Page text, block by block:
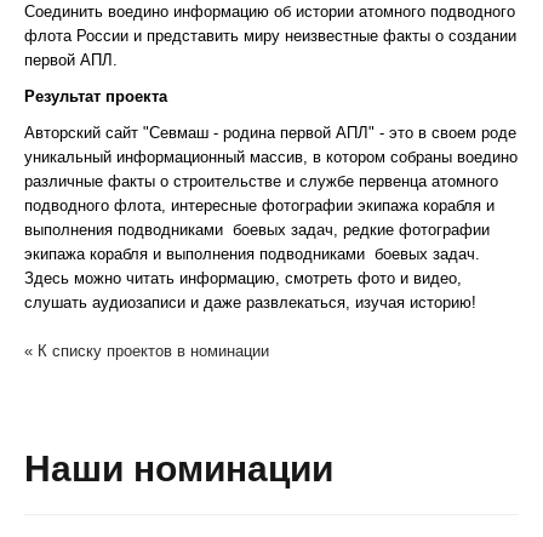
Соединить воедино информацию об истории атомного подводного
флота России и представить миру неизвестные факты о создании
первой АПЛ.
Результат проекта
Авторский сайт "Севмаш - родина первой АПЛ" - это в своем роде
уникальный информационный массив, в котором собраны воедино
различные факты о строительстве и службе первенца атомного
подводного флота, интересные фотографии экипажа корабля и
выполнения подводниками боевых задач, редкие фотографии
экипажа корабля и выполнения подводниками боевых задач.
Здесь можно читать информацию, смотреть фото и видео,
слушать аудиозаписи и даже развлекаться, изучая историю!
« К списку проектов в номинации
Наши номинации